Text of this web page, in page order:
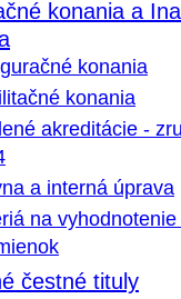
konania a
konania
konania
akreditácie -
a interná úprava
na
čestné tituly